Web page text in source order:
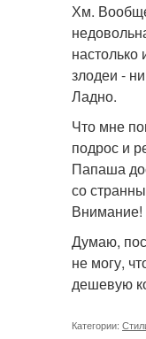
Хм.
злодеи -
Ладно.
Что мне
подрос и
Папаша
со
Внимание!
Думаю,
не могу,
дешевую
Категории: